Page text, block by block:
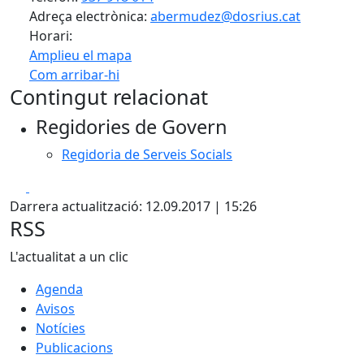
Adreça electrònica: abermudez@dosrius.cat
Horari:
Amplieu el mapa
Com arribar-hi
+
Contingut relacionat
Regidories de Govern
Regidoria de Serveis Socials
Darrera actualització: 12.09.2017 | 15:26
RSS
L'actualitat a un clic
Agenda
Avisos
Notícies
Publicacions